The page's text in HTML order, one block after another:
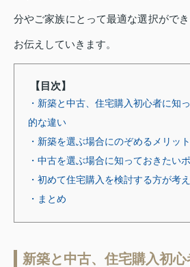
分やご家族にとって最適な選択がで
お伝えしていきます。
【目次】
・新築と中古、住宅購入初心者に知
的な違い
・新築を選ぶ場合にのぞめるメリッ
・中古を選ぶ場合に知っておきたい
・初めて住宅購入を検討する方が考
・まとめ
新築と中古、住宅購入初